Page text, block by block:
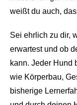
weißt du auch,
Sei ehrlich zu dir,
erwartest und ob
kann. Jeder Hund
wie Körperbau,
bisherige